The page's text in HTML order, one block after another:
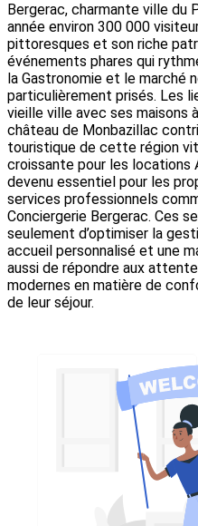
Bergerac, charmante ville du
année environ 300 000
pittoresques et son riche
événements phares qui
la Gastronomie et le marché
particulièrement prisés. Les
vieille ville avec ses maisons
château de Monbazillac
touristique de cette région
croissante pour les locations
devenu essentiel pour les
services professionnels
Conciergerie Bergerac. Ces
seulement d’optimiser la
accueil personnalisé et une
aussi de répondre aux
modernes en matière de
de leur séjour.